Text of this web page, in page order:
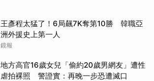
王彥程太猛了！6局飆7K奪第10勝 韓職亞
洲外援史上第一人
鏡報
地方高官16歲女兒「偷約20歲男網友」遭性
虐拍裸照 警證實：再晚一步恐遭滅口